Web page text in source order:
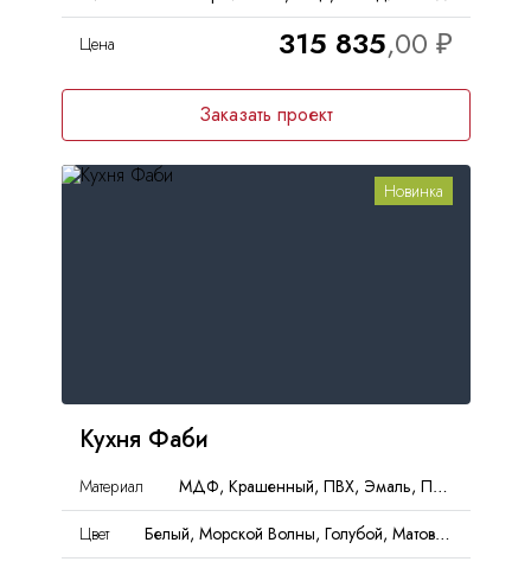
Цена 315 835
Заказать проект
Новинка
Кухня Фаби
Материал
МДФ, Крашенный, ПВХ, Эмаль, Пленка, PET
Цвет
Белый, Морской Волны, Голубой, Матовый